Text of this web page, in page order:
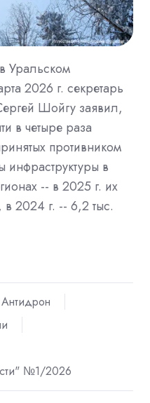
Уральском
2026 г. секретарь
Шойгу заявил,
в четыре раза
противником
инфраструктуры в
-- в 2025 г. их
2024 г. -- 6,2 тыс.
Антидрон
№1/2026